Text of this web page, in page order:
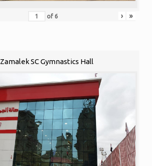
of 6 › »
Zamalek SC Gymnastics Hall